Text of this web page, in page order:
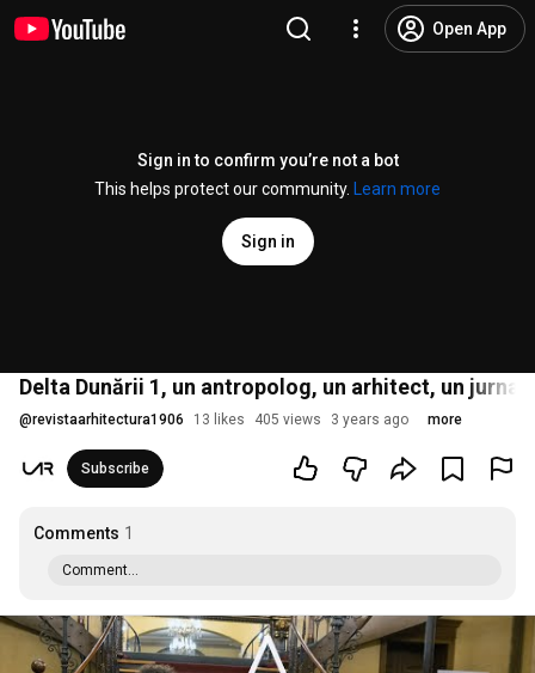
Open App
Sign in to confirm you’re not a bot
This helps protect our community.
Learn more
Sign in
Delta Dunării 1, un antropolog, un arhitect, un
@revistaarhitectura1906 13 likes 405 views 3 years ago more
Subscribe
Comments 1
Comment...